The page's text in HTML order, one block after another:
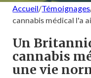
Accueil/Témoignages
cannabis médical l'a
Un
cannabis
une vie